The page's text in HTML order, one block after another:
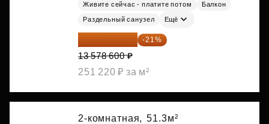
Живите сейчас - платите потом
Балкон
Раздельный санузел Ещё
10 727 094 ₽ -21%
13 578 600 ₽
251 220 ₽ за м²
2-комнатная, 51.3м²